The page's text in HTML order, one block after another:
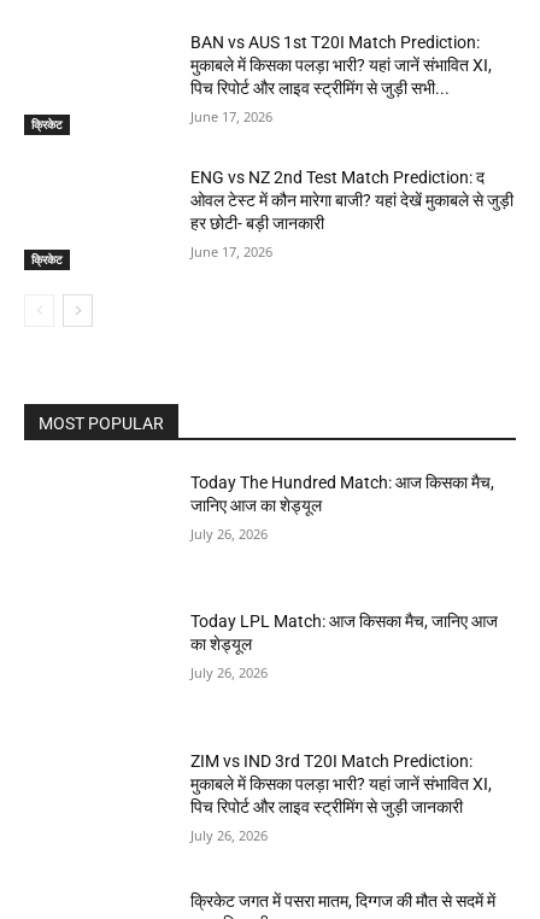
क्रिकेट
BAN vs AUS 1st T20I Match Prediction:
मुकाबले में किसका पलड़ा भारी? यहां जानें संभावित XI,
पिच रिपोर्ट और लाइव स्ट्रीमिंग से जुड़ी सभी...
June 17, 2026
क्रिकेट
ENG vs NZ 2nd Test Match Prediction: द
ओवल टेस्ट में कौन मारेगा बाजी? यहां देखें मुकाबले से जुड़ी
हर छोटी- बड़ी जानकारी
June 17, 2026
MOST POPULAR
Today The Hundred Match: आज किसका मैच,
जानिए आज का शेड्यूल
July 26, 2026
Today LPL Match: आज किसका मैच, जानिए आज
का शेड्यूल
July 26, 2026
ZIM vs IND 3rd T20I Match Prediction:
मुकाबले में किसका पलड़ा भारी? यहां जानें संभावित XI,
पिच रिपोर्ट और लाइव स्ट्रीमिंग से जुड़ी जानकारी
July 26, 2026
क्रिकेट जगत में पसरा मातम, दिग्गज की मौत से सदमें में